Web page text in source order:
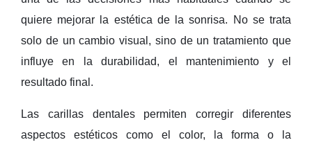
quiere mejorar la estética de la sonrisa. No se trata
solo de un cambio visual, sino de un tratamiento que
influye en la durabilidad, el mantenimiento y el
resultado final.
Las carillas dentales permiten corregir diferentes
aspectos estéticos como el color, la forma o la